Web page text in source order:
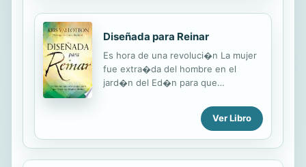
Diseñada para Reinar
Es hora de una revoluci�n La mujer
fue extra�da del hombre en el
jard�n del Ed�n para que
�l. Satan�s, sin embargo, se las ha
ingeniado para despojar a las
mujeres y los hombres de sus
leg�timas identidades,
Ver Libro